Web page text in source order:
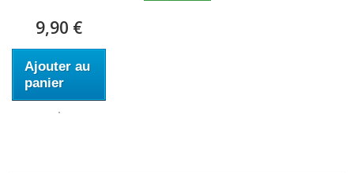
9,90 €
Ajouter au
panier